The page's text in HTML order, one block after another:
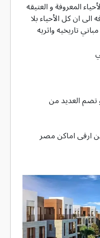
المعروفة و العتيقه
الى ان كل الأحياء بلا
تاريخيه واثريه
تضم العديد من
ارقى اماكن مصر